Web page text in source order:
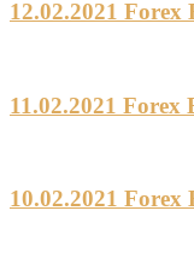
12.02.2021 Forex
11.02.2021 Forex
10.02.2021 Forex